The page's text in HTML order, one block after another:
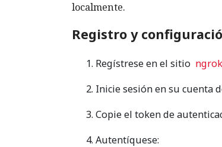
localmente.
Registro y
Regístrese en el sitio ngrok
Inicie sesión en su cuenta
Copie el token de
Autentíquese: